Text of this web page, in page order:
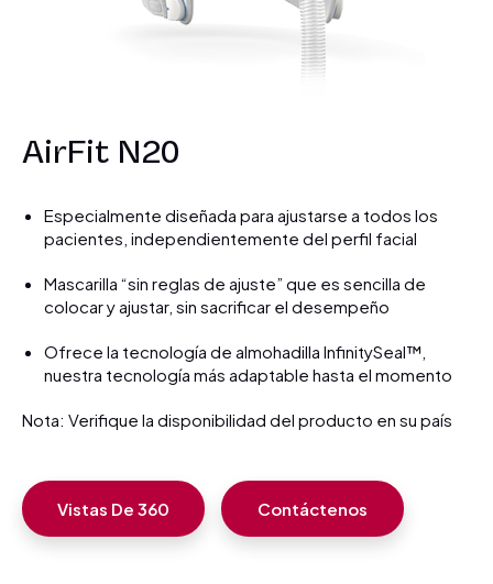
AirFit N20
Especialmente diseñada para ajustarse a todos los
pacientes, independientemente del perfil facial
Mascarilla “sin reglas de ajuste” que es sencilla de
colocar y ajustar, sin sacrificar el desempeño
Ofrece la tecnología de almohadilla InfinitySeal™,
nuestra tecnología más adaptable hasta el momento
Nota: Verifique la disponibilidad del producto en su país
Vistas De 360 Contáctenos